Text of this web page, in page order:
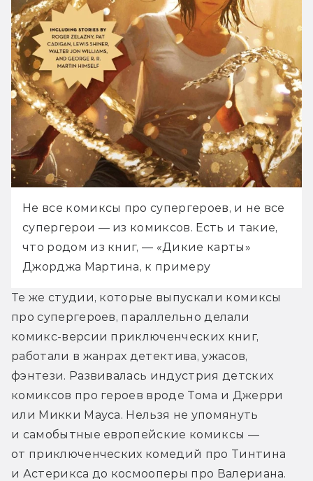
Не все комиксы про супергероев, и не все
супергерои — из комиксов. Есть и такие,
что родом из книг, — «Дикие карты»
Джорджа Мартина, к примеру
Те же студии, которые выпускали комиксы
про супергероев, параллельно делали
комикс-версии приключенческих книг,
работали в жанрах детектива, ужасов,
фэнтези. Развивалась индустрия детских
комиксов про героев вроде Тома и Джерри
или Микки Мауса. Нельзя не упомянуть
и самобытные европейские комиксы —
от приключенческих комедий про Тинтина
и Астерикса до космооперы про Валериана.